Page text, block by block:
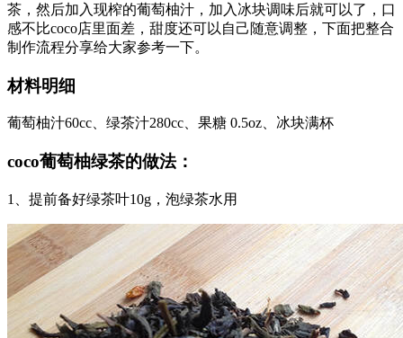
茶，然后加入现榨的葡萄柚汁，加入冰块调味后就可以了，口
感不比coco店里面差，甜度还可以自己随意调整，下面把整合
制作流程分享给大家参考一下。
材料明细
葡萄柚汁60cc、绿茶汁280cc、果糖 0.5oz、冰块满杯
coco葡萄柚绿茶的做法：
1、提前备好绿茶叶10g，泡绿茶水用